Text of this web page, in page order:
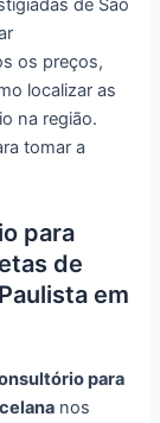
os preços,
localizar as
na região.
tomar a
para
de
em
para
nos